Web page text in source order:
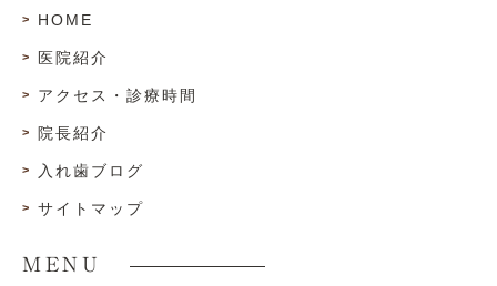
HOME
医院紹介
アクセス・診療時間
院長紹介
入れ歯ブログ
サイトマップ
MENU